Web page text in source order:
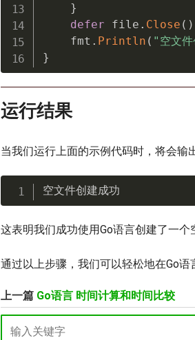
}
defer file . Close ( )
    fmt
. Println ( "空文
}
运行结果
当我们运行上面的示例代码时，将会输
空文件创建成功
这表明我们成功使用Go语言创建了一个
通过以上步骤，我们可以轻松地在Go
上一篇 Go语言 时间计算和时间比较